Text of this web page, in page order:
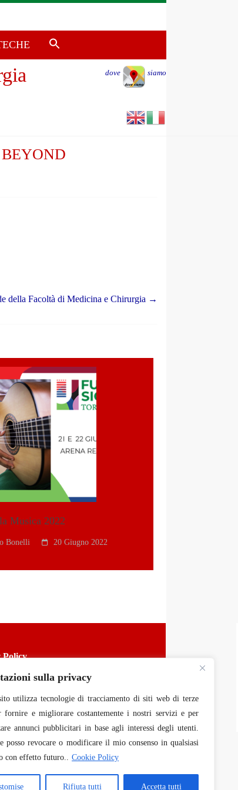
sulla privacy
utilizza tecnologie di tracciamento di siti web di terze
fornire e migliorare costantemente i nostri servizi e per
annunci pubblicitari in base agli interessi degli utenti.
posso revocare o modificare il mio consenso in qualsiasi
con effetto futuro.. Cookie Policy
Rifiuta tutti Accetta tutti
Search Button
dove siamo
della Facoltà di Medicina e Chirurgia →
Musica 2022
Bonelli 20 Giugno 2022
Policy
Bulgarini/@Graziano Bonelli